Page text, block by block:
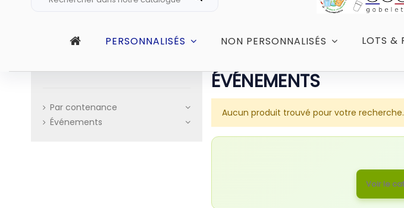
PERSONNALISÉS NON PERSONNALISÉS LOTS &
ÉVÉNEMENTS
Aucun produit trouvé pour votre recherche.
Voir le
Par contenance
Événements